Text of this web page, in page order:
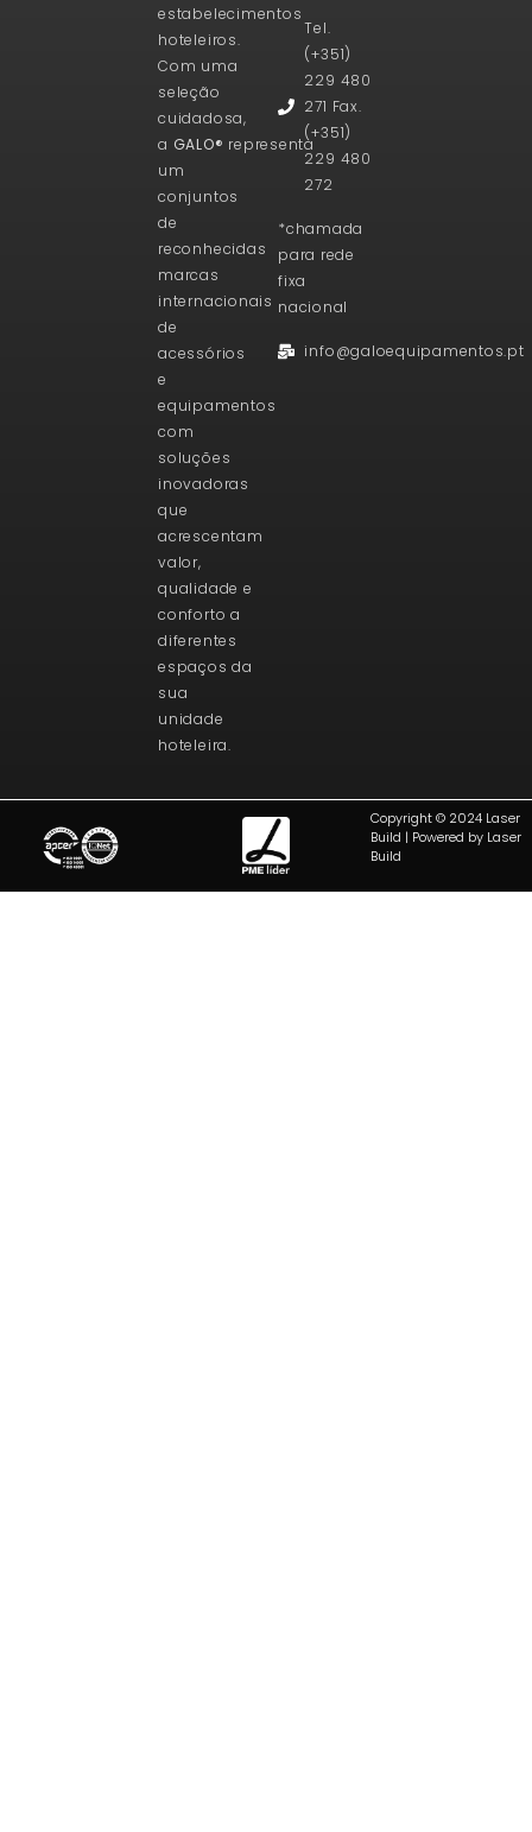
estabelecimentos
hoteleiros.
Com uma
seleção
cuidadosa,
a GALO® representa
um
conjuntos
de
reconhecidas
marcas
internacionais
de
acessórios
e
equipamentos
com
soluções
inovadoras
que
acrescentam
valor,
qualidade e
conforto a
diferentes
espaços da
sua
unidade
hoteleira.
Tel.
(+351)
229 480
271 Fax.
(+351)
229 480
272
*chamada
para rede
fixa
nacional
info@galoequipamentos.pt
Copyright © 2024 Laser
Build | Powered by Laser
Build